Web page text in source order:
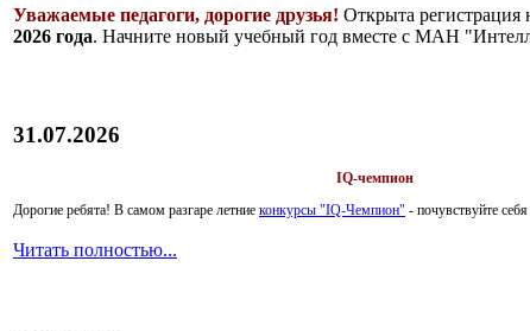
Уважаемые педагоги, дорогие друзья! Открыта регистрация
2026 года. Начните новый учебный год вместе с МАН
31.07.2026
IQ-чемпион
Дорогие ребята! В самом разгаре летние конкурсы "IQ-Чемпион" - почувствуйте
Читать полностью...